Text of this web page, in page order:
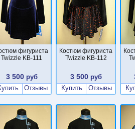
фигуриста
Twizzle KB-111
3 500 руб
Отзывы
Костюм фигуриста
Twizzle KB-112
3 500руб
Купить
Отзывы